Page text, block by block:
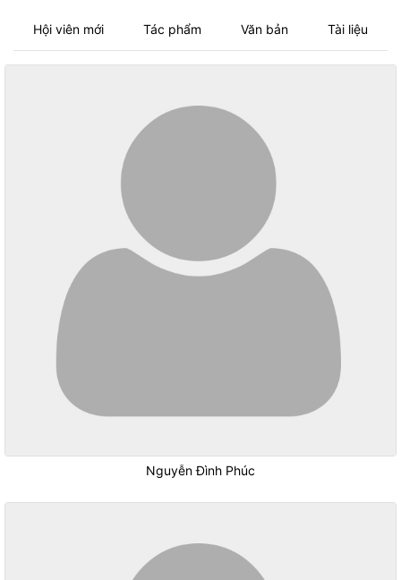
Hội viên mới Tác phẩm Văn bản Tài liệu
Nguyễn Đình Phúc